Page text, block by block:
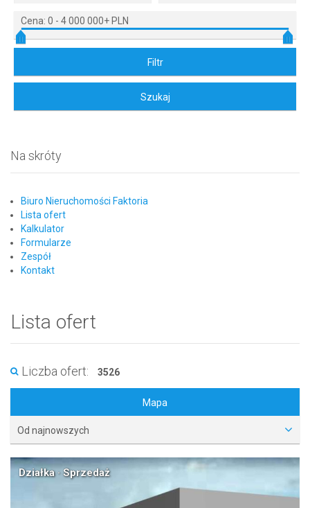
Cena: 0 - 4 000 000+ PLN
Na skróty
Biuro Nieruchomości Faktoria
Lista ofert
Kalkulator
Formularze
Zespół
Kontakt
Lista ofert
Liczba ofert: 3526
Mapa
Od najnowszych
Działka · Sprzedaż